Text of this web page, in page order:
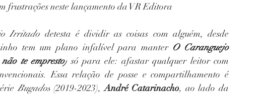
frustrações neste lançamento da VR Editora
Irritado detesta é dividir as coisas com alguém, desde
tem um plano infalível para manter O Caranguejo
te empresto) só para ele: afastar qualquer leitor com
Essa relação de posse e compartilhamento é
Bugados (2019-2023), André Catarinacho, ao lado da